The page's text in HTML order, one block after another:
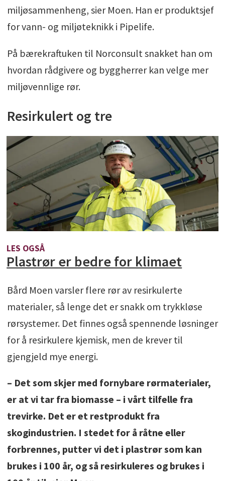
miljøsammenheng, sier Moen. Han er produktsjef
for vann- og miljøteknikk i Pipelife.
På bærekraftuken til Norconsult snakket han om
hvordan rådgivere og byggherrer kan velge mer
miljøvennlige rør.
Resirkulert og tre
LES OGSÅ
Plastrør er bedre for klimaet
Bård Moen varsler flere rør av resirkulerte
materialer, så lenge det er snakk om trykkløse
rørsystemer. Det finnes også spennende løsninger
for å resirkulere kjemisk, men de krever til
gjengjeld mye energi.
– Det som skjer med fornybare rørmaterialer,
er at vi tar fra biomasse – i vårt tilfelle fra
trevirke. Det er et restprodukt fra
skogindustrien. I stedet for å råtne eller
forbrennes, putter vi det i plastrør som kan
brukes i 100 år, og så resirkuleres og brukes i